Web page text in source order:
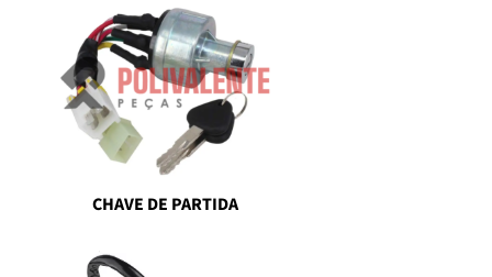
CHAVE DE PARTIDA